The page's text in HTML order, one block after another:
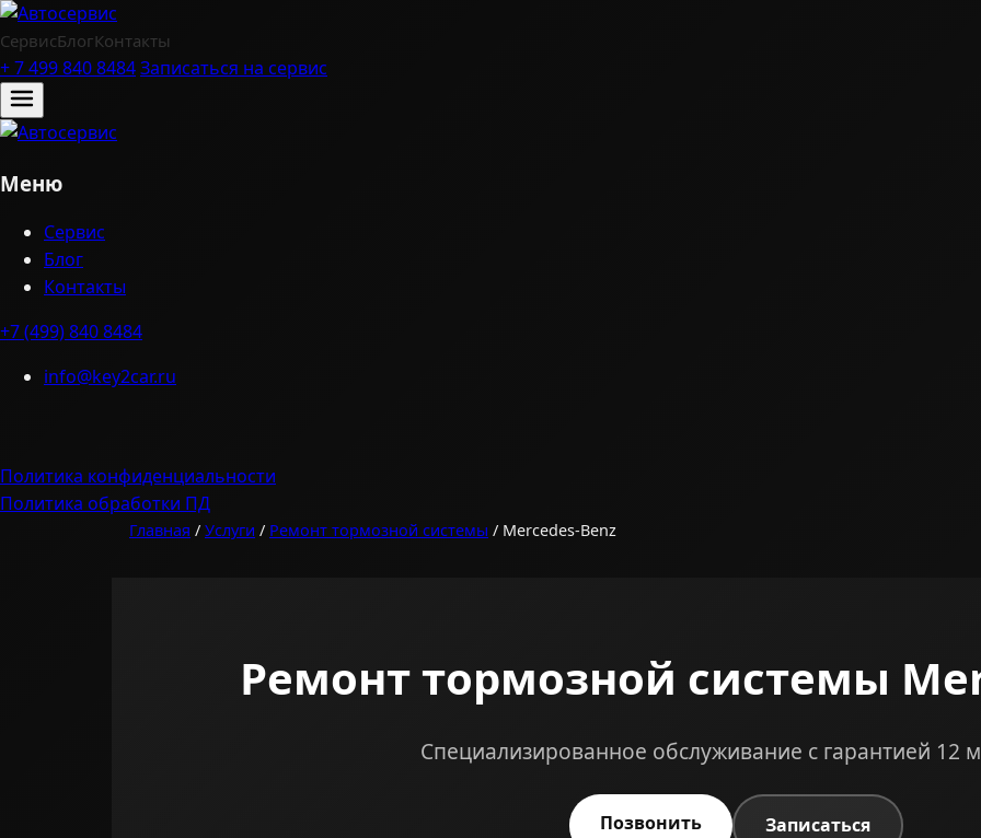
СервисБлогКонтакты
+ 7 499 840 8484Записаться на сервис
Меню
Сервис
Блог
Контакты
+7 (499) 840 8484
info@key2car.ru
Политика конфиденциальности
Политика обработки ПД
Главная / Услуги / Ремонт тормозной системы / Mercedes-Benz
Ремонт тормозной системы
Специализированное обслуживание с гарантией 12
Позвонить Записаться